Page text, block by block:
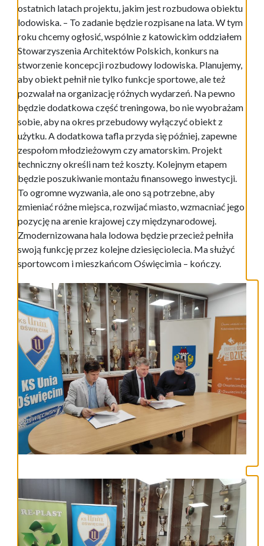
ostatnich latach projektu, jakim jest rozbudowa obiektu
lodowiska. – To zadanie będzie rozpisane na lata. W tym
roku chcemy ogłosić, wspólnie z katowickim oddziałem
Stowarzyszenia Architektów Polskich, konkurs na
stworzenie koncepcji rozbudowy lodowiska. Planujemy,
aby obiekt pełnił nie tylko funkcje sportowe, ale też
pozwalał na organizację różnych wydarzeń. Na pewno
będzie dodatkowa część treningowa, bo nie wyobrażam
sobie, aby na okres przebudowy wyłączyć obiekt z
użytku. A dodatkowa tafla przyda się później, zapewne
zespołom młodzieżowym czy amatorskim. Projekt
techniczny określi nam też koszty. Kolejnym etapem
będzie poszukiwanie montażu finansowego inwestycji.
To ogromne wyzwania, ale ono są potrzebne, aby
zmieniać różne miejsca, rozwijać miasto, wzmacniać jego
pozycję na arenie krajowej czy międzynarodowej.
Zmodernizowana hala lodowa będzie przecież pełniła
swoją funkcję przez kolejne dziesięciolecia. Ma służyć
sportowcom i mieszkańcom Oświęcimia – kończy.